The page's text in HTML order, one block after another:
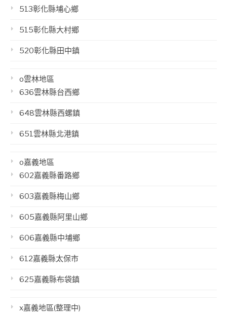
513彰化縣埔心鄉
515彰化縣大村鄉
520彰化縣田中鎮
o雲林地區
636雲林縣台西鄉
648雲林縣西螺鎮
651雲林縣北港鎮
o嘉義地區
602嘉義縣番路鄉
603嘉義縣梅山鄉
605嘉義縣阿里山鄉
606嘉義縣中埔鄉
612嘉義縣太保市
625嘉義縣布袋鎮
x嘉義地區(整理中)